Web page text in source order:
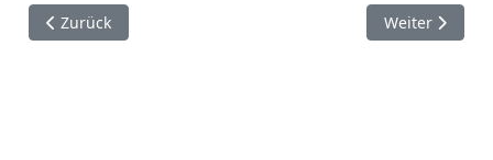
Vorheriger Beitrag: Siebter Spieltag der Verbandsrunde
Zurück Nächster
Weiter